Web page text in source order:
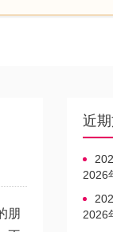
朋
近
宝上
2026
文读
2026